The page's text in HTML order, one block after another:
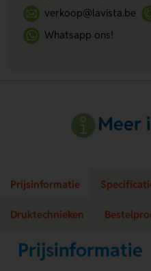
verkoop@lavista.be
Whatsapp ons!
Meer
Prijsinformatie
Druktechnieken
Prijsinformatie